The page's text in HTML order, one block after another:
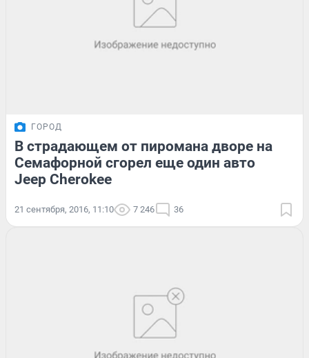
ГОРОД
В страдающем от пиромана дворе на
Семафорной сгорел еще один авто
Jeep Cherokee
21 сентября, 2016, 11:10 7 246 36